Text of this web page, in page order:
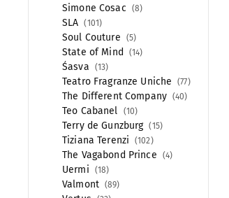
Simone Cosac 8
SLA 101
Soul Couture 5
State of Mind 14
Śasva 13
Teatro Fragranze Uniche 77
The Different Company 40
Teo Cabanel 10
Terry de Gunzburg 15
Tiziana Terenzi 102
The Vagabond Prince 4
Uermi 18
Valmont 89